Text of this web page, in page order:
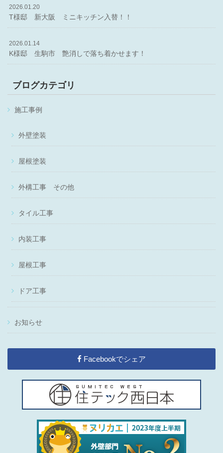
2026.01.20
T様邸 新大阪 ミニキッチン入替！！
2026.01.14
K様邸 生駒市 艶消しで落ち着かせます！
ブログカテゴリ
施工事例
外壁塗装
屋根塗装
外構工事 その他
タイル工事
内装工事
屋根工事
ドア工事
お知らせ
Facebookでシェア